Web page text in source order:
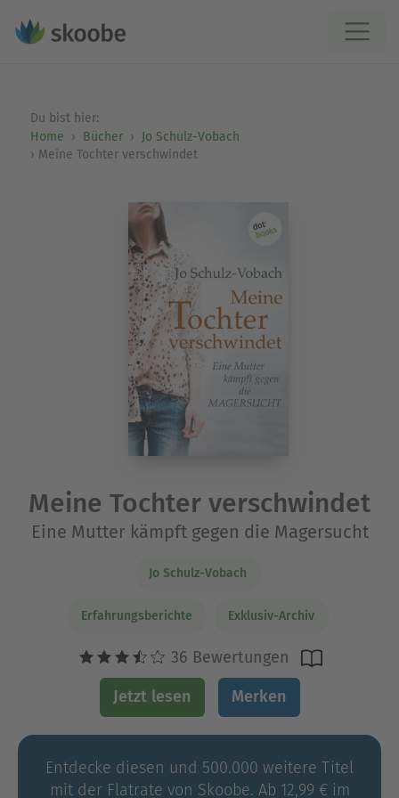
Du bist hier:
Home
Bücher
Jo Schulz-Vobach
Meine Tochter verschwindet
Meine Tochter verschwindet
Eine Mutter kämpft gegen die Magersucht
Jo Schulz-Vobach
Erfahrungsberichte Exklusiv-Archiv
36 Bewertungen
Jetzt lesen Merken
Entdecke diesen und 500.000 weitere Titel
mit der Flatrate von Skoobe. Ab 12,99 € im